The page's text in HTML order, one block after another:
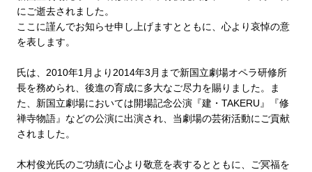
にご逝去されました。
ここに謹んでお知らせ申し上げますとともに、心より哀悼の意
を表します。
氏は、2010年1月より2014年3月まで新国立劇場オペラ研修所
長を務められ、後進の育成に多大なご尽力を賜りました。ま
た、新国立劇場においては開場記念公演『建・TAKERU』『修
禅寺物語』などの公演に出演され、当劇場の芸術活動にご貢献
されました。
木村俊光氏のご功績に心より敬意を表するとともに、ご冥福を